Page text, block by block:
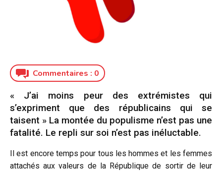
Commentaires : 0
« J’ai moins peur des extrémistes qui
s’expriment que des républicains qui se
taisent » La montée du populisme n’est pas une
fatalité. Le repli sur soi n’est pas inéluctable.
Il est encore temps pour tous les hommes et les femmes
attachés aux valeurs de la République de sortir de leur